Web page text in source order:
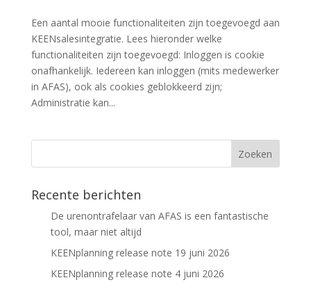
Een aantal mooie functionaliteiten zijn toegevoegd aan
KEENsalesintegratie. Lees hieronder welke
functionaliteiten zijn toegevoegd: Inloggen is cookie
onafhankelijk. Iedereen kan inloggen (mits medewerker
in AFAS), ook als cookies geblokkeerd zijn;
Administratie kan...
Recente berichten
De urenontrafelaar van AFAS is een fantastische
tool, maar niet altijd
KEENplanning release note 19 juni 2026
KEENplanning release note 4 juni 2026